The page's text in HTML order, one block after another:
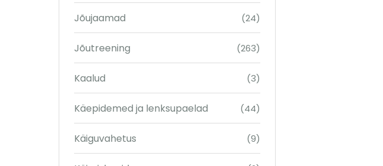
Jõujaamad (24)
Jõutreening (263)
Kaalud (3)
Käepidemed ja lenksupaelad (44)
Käiguvahetus (9)